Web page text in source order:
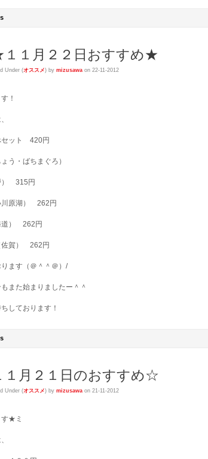
１月２２日おすすめ★
Under (オススメ) by mizusawa on 22-11-2012
！
セット 420円
う・ばちまぐろ）
） 315円
川原湖） 262円
道） 262円
佐賀） 262円
ます（＠＾＾＠）/
また始まりましたー＾＾
しております！
１月２１日のおすすめ☆
Under (オススメ) by mizusawa on 21-11-2012
す★ミ